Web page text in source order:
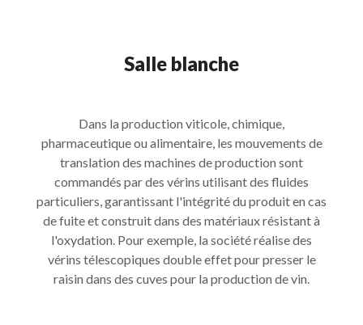
Salle blanche
Dans la production viticole, chimique,
pharmaceutique ou alimentaire, les mouvements de
translation des machines de production sont
commandés par des vérins utilisant des fluides
particuliers, garantissant l'intégrité du produit en cas
de fuite et construit dans des matériaux résistant à
l'oxydation. Pour exemple, la société réalise des
vérins télescopiques double effet pour presser le
raisin dans des cuves pour la production de vin.